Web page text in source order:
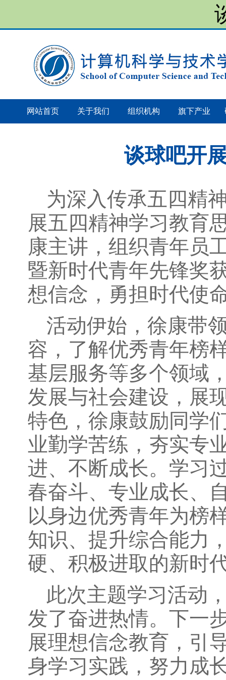
网站首页 关于我们 组织机构 旗下产业
谈球吧开
为深入传承五四精
展五四精神学习教育
康主讲，组织青年员
暨新时代青年先锋奖
想信念，勇担时代使
活动伊始，徐康带
容，了解优秀青年榜
基层服务等多个领域
发展与社会建设，展
特色，徐康鼓励同学
业勤学苦练，夯实专
进、不断成长。学习
春奋斗、专业成长、
以身边优秀青年为榜
知识、提升综合能力
硬、积极进取的新时
此次主题学习活动
发了奋进热情。下一
展理想信念教育，引
身学习实践，努力成